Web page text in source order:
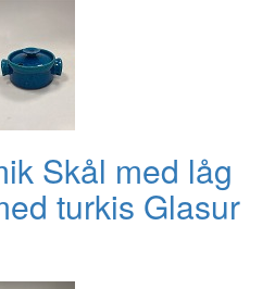
Skål med låg
turkis Glasur